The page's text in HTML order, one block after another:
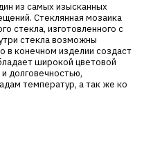
из самых изысканных
Стеклянная мозаика
стекла, изготовленного с
стекла возможны
в конечном изделии создаст
широкой цветовой
долговечностью,
температур, а так же ко